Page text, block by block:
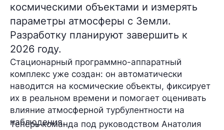
космическими объектами и измерять
параметры атмосферы с Земли.
Разработку планируют завершить к
2026 году.
Стационарный программно-аппаратный
комплекс уже создан: он автоматически
наводится на космические объекты, фиксирует
их в реальном времени и помогает оценивать
влияние атмосферной турбулентности на
наблюдения.
Теперь команда под руководством Анатолия